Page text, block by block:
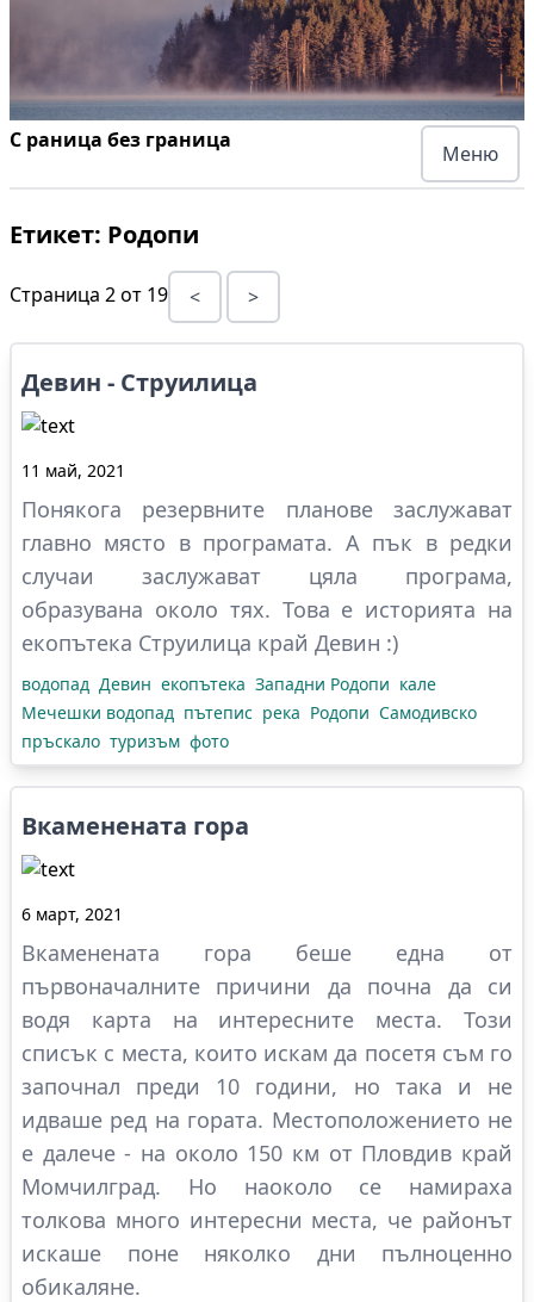
С раница без граница
Меню
Етикет: Родопи
Страница 2от 19 < >
Девин - Струилица
11 май, 2021
Понякога резервните планове заслужават
главно място в програмата. А пък в редки
случаи заслужават цяла програма,
образувана около тях. Това е историята на
екопътека Струилица край Девин :)
водопад Девин екопътека Западни Родопи кале
Мечешки водопад пътепис река Родопи Самодивско
пръскало туризъм фото
Вкаменената гора
6 март, 2021
Вкаменената гора беше една от
първоначалните причини да почна да си
водя карта на интересните места. Този
списък с места, които искам да посетя съм го
започнал преди 10 години, но така и не
идваше ред на гората. Местоположението не
е далече - на около 150 км от Пловдив край
Момчилград. Но наоколо се намираха
толкова много интересни места, че районът
искаше поне няколко дни пълноценно
обикаляне.